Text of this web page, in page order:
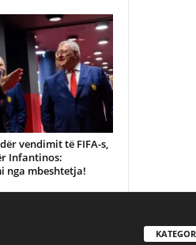
vendimit të FIFA-s,
Infantinos:
nga mbeshtetja!